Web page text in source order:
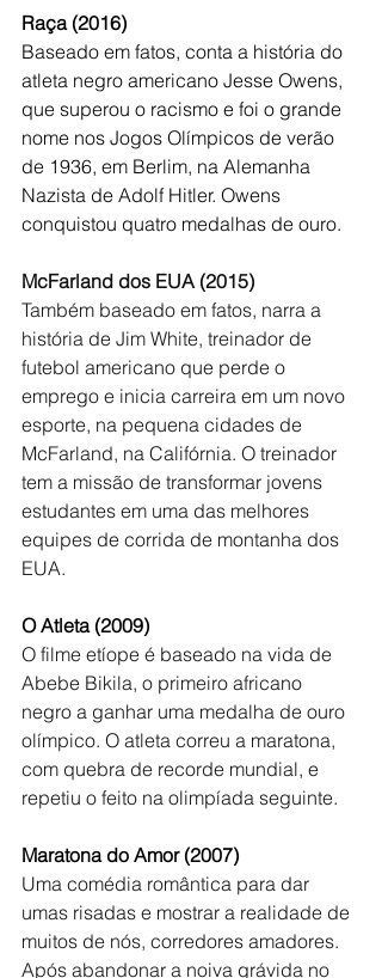
Raça (2016)
Baseado em fatos, conta a história do
atleta negro americano Jesse Owens,
que superou o racismo e foi o grande
nome nos Jogos Olímpicos de verão
de 1936, em Berlim, na Alemanha
Nazista de Adolf Hitler. Owens
conquistou quatro medalhas de ouro.
McFarland dos EUA (2015)
Também baseado em fatos, narra a
história de Jim White, treinador de
futebol americano que perde o
emprego e inicia carreira em um novo
esporte, na pequena cidades de
McFarland, na Califórnia. O treinador
tem a missão de transformar jovens
estudantes em uma das melhores
equipes de corrida de montanha dos
EUA.
O Atleta (2009)
O filme etíope é baseado na vida de
Abebe Bikila, o primeiro africano
negro a ganhar uma medalha de ouro
olímpico. O atleta correu a maratona,
com quebra de recorde mundial, e
repetiu o feito na olimpíada seguinte.
Maratona do Amor (2007)
Uma comédia romântica para dar
umas risadas e mostrar a realidade de
muitos de nós, corredores amadores.
Após abandonar a noiva grávida no